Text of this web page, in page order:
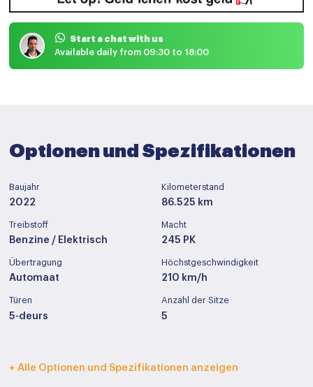
Start a chat with us
Available daily from 09:30 to 18:00
Optionen und Spezifikationen
Baujahr
2022
Kilometerstand
86.525 km
Treibstoff
Benzine / Elektrisch
Macht
245 PK
Übertragung
Automaat
Höchstgeschwindigkeit
210 km/h
Türen
5-deurs
Anzahl der Sitze
5
Innenfarbe Polstermöbel
+ Alle Optionen und Spezifikationen anzeigen